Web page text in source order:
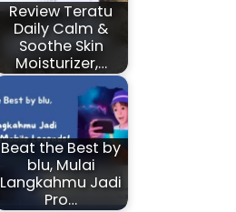
Review Teratu
Daily Calm &
Soothe Skin
Moisturizer,…
Beat the Best by
blu, Mulai
Langkahmu Jadi
Pro…